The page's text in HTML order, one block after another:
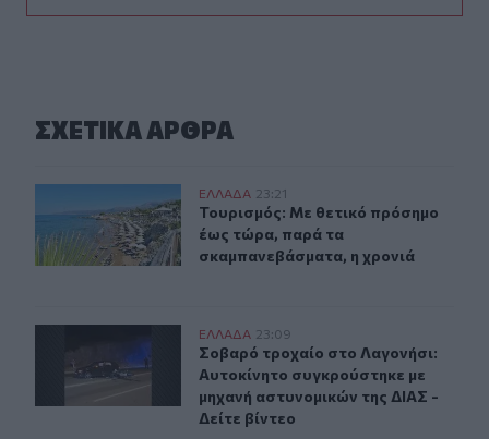
ΣΧΕΤΙΚA AΡΘΡΑ
Τουρισμός: Με θετικό πρόσημο έως τώρα, παρά τα
ΕΛΛAΔΑ 23:21
Τουρισμός: Με θετικό πρόσημο
Τουρισμός: Με θετικό πρόσημο
έως τώρα, παρά τα
σκαμπανεβάσματα, η χρονιά
Σοβαρό τροχαίο στο Λαγονήσι: Αυτοκίνητο
ΕΛΛAΔΑ 23:09
Σοβαρό τροχαίο στο Λαγονήσι:
Σοβαρό τροχαίο στο Λαγονήσι:
Αυτοκίνητο συγκρούστηκε με
μηχανή αστυνομικών της ΔΙΑΣ -
Δείτε βίντεο